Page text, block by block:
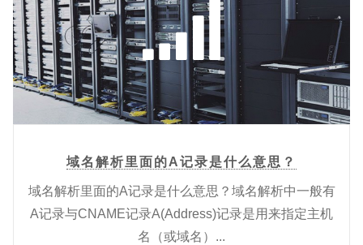
域名解析里面的A记录是什么意思？
域名解析里面的A记录是什么意思？域名解析中一般有
A记录与CNAME记录A(Address)记录是用来指定主机
名（或域名）...